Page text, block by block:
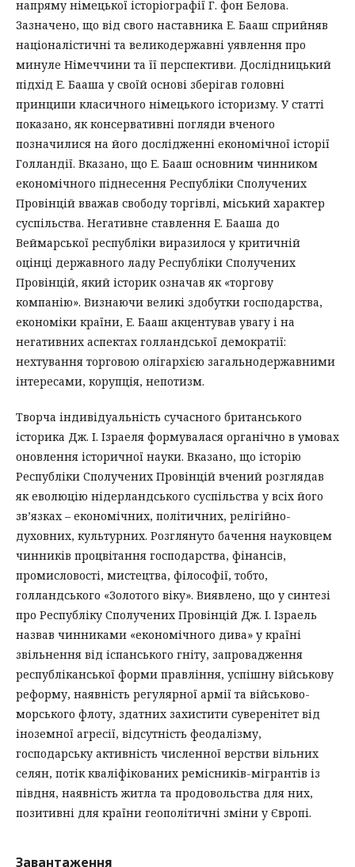
напряму німецької історіографії Г. фон Белова.
Зазначено, що від свого наставника Е. Бааш сприйняв
націоналістичні та великодержавні уявлення про
минуле Німеччини та її перспективи. Дослідницький
підхід Е. Бааша у своїй основі зберігав головні
принципи класичного німецького історизму. У статті
показано, як консервативні погляди вченого
позначилися на його дослідженні економічної історії
Голландії. Вказано, що Е. Бааш основним чинником
економічного піднесення Республіки Сполучених
Провінцій вважав свободу торгівлі, міський характер
суспільства. Негативне ставлення Е. Бааша до
Веймарської республіки виразилося у критичній
оцінці державного ладу Республіки Сполучених
Провінцій, який історик означав як «торгову
компанію». Визнаючи великі здобутки господарства,
економіки країни, Е. Бааш акцентував увагу і на
негативних аспектах голландської демократії:
нехтування торговою олігархією загальнодержавними
інтересами, корупція, непотизм.
Творча індивідуальність сучасного британського
історика Дж. І. Ізраеля формувалася органічно в умовах
оновлення історичної науки. Вказано, що історію
Республіки Сполучених Провінцій вчений розглядав
як еволюцію нідерландського суспільства у всіх його
зв’язках – економічних, політичних, релігійно-
духовних, культурних. Розглянуто бачення науковцем
чинників процвітання господарства, фінансів,
промисловості, мистецтва, філософії, тобто,
голландського «Золотого віку». Виявлено, що у синтезі
про Республіку Сполучених Провінцій Дж. І. Ізраель
назвав чинниками «економічного дива» у країні
звільнення від іспанського гніту, запровадження
республіканської форми правління, успішну військову
реформу, наявність регулярної армії та військово-
морського флоту, здатних захистити суверенітет від
іноземної агресії, відсутність феодалізму,
господарську активність численної верстви вільних
селян, потік кваліфікованих ремісників-мігрантів із
півдня, наявність житла та продовольства для них,
позитивні для країни геополітичні зміни у Європі.
Завантаження